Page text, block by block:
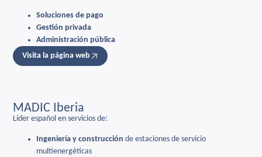
Soluciones de pago
Gestión privada
Administración pública
Visita la página web
MADIC Iberia
Líder español en servicios de:
Ingeniería y construcción de estaciones de servicio
multienergéticas